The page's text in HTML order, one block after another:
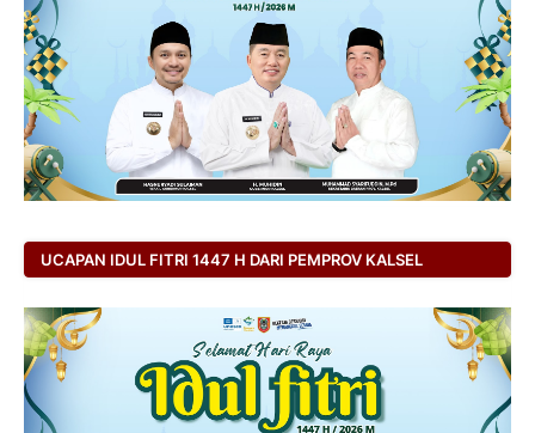
UCAPAN IDUL FITRI 1447 H DARI PEMPROV KALSEL